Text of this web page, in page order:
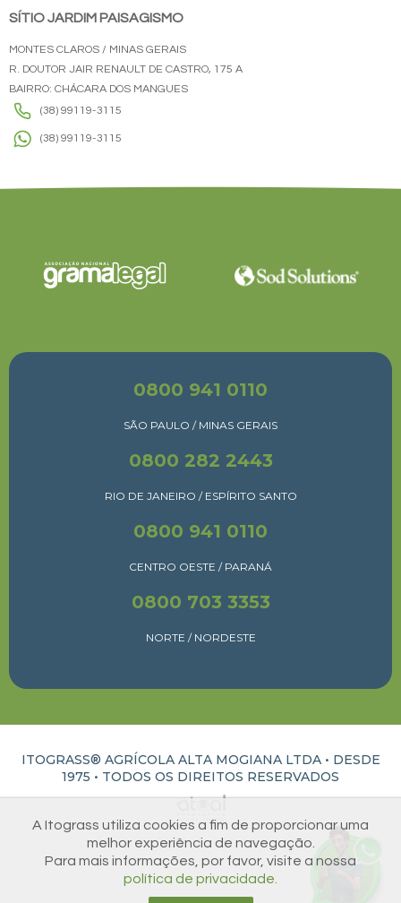
SÍTIO JARDIM PAISAGISMO
MONTES CLAROS / MINAS GERAIS
R. DOUTOR JAIR RENAULT DE CASTRO, 175 A
BAIRRO: CHÁCARA DOS MANGUES
(38) 99119-3115
(38) 99119-3115
0800 941 0110
SÃO PAULO / MINAS GERAIS
0800 282 2443
RIO DE JANEIRO / ESPÍRITO SANTO
0800 941 0110
CENTRO OESTE / PARANÁ
0800 703 3353
NORTE / NORDESTE
ITOGRASS® AGRÍCOLA ALTA MOGIANA LTDA • DESDE
1975 • TODOS OS DIREITOS RESERVADOS
A Itograss utiliza cookies a fim de proporcionar uma
melhor experiência de navegação.
Para mais informações, por favor, visite a nossa
política de privacidade.